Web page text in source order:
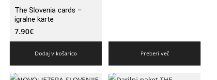
The Slovenia cards –
igralne karte
7.90€
Dodaj v košarico Preberi več